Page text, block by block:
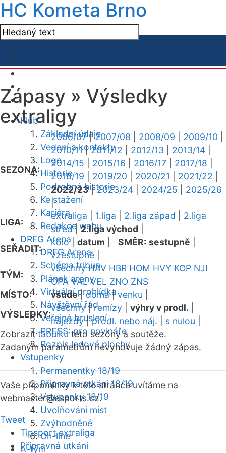
HC Kometa Brno
Klub
Základní údaje
Vedení a kontakty
Logo
Historie
Podrobná historie
Ke stažení
Kariéra
Redakce webu
DRFG Arena
DRFG Arena
Schéma tribun
Plánek areny
Virtuální prohlídka
Návštěvní řád
Veřejné bruslení
PRESS: pro novináře
Rozpis ledové plochy
Vstupenky
Permanentky 18/19
Přípravná utkání 18/19
Vstupenky 18/19
Uvolňování míst
Zvýhodněné
On-line
A-tým
Zápasy » Výsledky
extraligy
SEZONA:
2006/07|2007/08 2008/09 2009/10
2010/11|2011/12 2012/13 2013/14
2014/15
2015/16 2016/17 2017/18
2018/19
2019/20 2020/21 2021/22
2022/23|2023/24 2024/25
2025/26
|
LIGA:
extraliga 1.liga 2.liga západ
2.liga
střed|2.liga východ
SEŘADIT:
kolo| datum SMĚR: sestupně
vzestupně
TÝM:
všechny HAV HBR HOM HVY KOP NJI
OPA VAL VEL ZNO ZNS
MÍSTO:
všude|doma|venku
VÝSLEDKY:
všechny|remízy výhry v prodl.
nájezdy|prodl. nebo náj. s nulou
Zobrazittabulkutéto sezóny a soutěže.
Zadaným parametrům nevyhovuje žádný zápas.
Vaše připomínky k této stránce uvítáme na
webmaster@esports.cz.
Tweet
Tipsport extraliga
Přípravná utkání